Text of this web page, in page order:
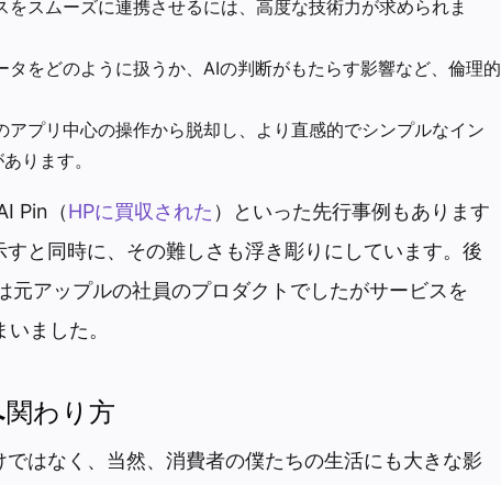
をスムーズに連携させるには、高度な技術力が求められま
タをどのように扱うか、AIの判断がもたらす影響など、倫理的
アプリ中心の操作から脱却し、より直感的でシンプルなイン
ります。
Pin（HPに買収された ）といった先行事例もあります
と同時に、その難しさも浮き彫りにしています。後
元アップルの社員のプロダクトでしたがサービスを
ました。
関わり方
はなく、当然、消費者の僕たちの生活にも大きな影